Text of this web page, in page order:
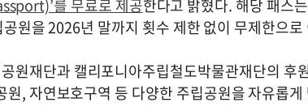
를 무료로 제공한다고 밝혔다. 해당 패스
원을 2026년 말까지 횟수 제한 없이 무제한으로
원재단과 캘리포니아주립철도박물관재단의 후
, 자연보호구역 등 다양한 주립공원을 자유롭